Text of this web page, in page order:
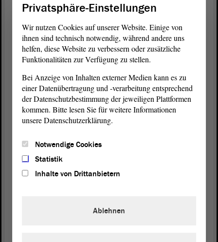
Tarifbereich im Umfang von 25 % der Drittmittel
schaffen dürfen.
Meine Damen und Herren Abgeordneten! Ich
stimme dabei zu, dass für die Daueraufgaben auch
Dauerstellen zur Verfügung stehen sollten. Anders
verhält es sich jedoch mit Qualifikationsstellen. Sie
sind für ein dynamisches Wissenschaftssystem
unverzichtbar. Diese sollten daher nicht in
Dauerstellen umgewandelt oder zugunsten von
berufliche Perspektive zukünftiger Generationen
und die Innovationskraft des Landes behindern
würden.
immer wieder Diskussionsbedarf. Es ist in den
Privatsphäre-Einstellungen
Wir nutzen Cookies auf unserer Website. Einige von
ihnen sind technisch notwendig, während andere uns
helfen, diese Website zu verbessern oder zusätzliche
Funktionalitäten zur Verfügung zu stellen.
Bei Anzeige von Inhalten externer Medien kann es zu
einer Datenübertragung und -verarbeitung entsprechend
der Datenschutzbestimmung der jeweiligen Plattformen
kommen. Bitte lesen Sie für weitere Informationen
unsere Datenschutzerklärung.
Notwendige Cookies
Statistik
Inhalte von Drittanbietern
Ablehnen